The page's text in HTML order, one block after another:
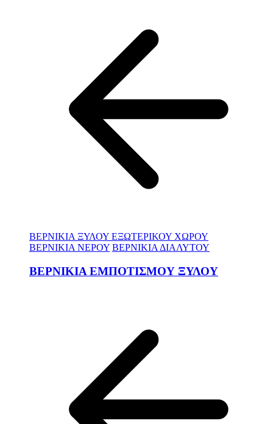
ΒΕΡΝΙΚΙΑ ΞΥΛΟΥ ΕΞΩΤΕΡΙΚΟΥ ΧΩΡΟΥ
ΒΕΡΝΙΚΙΑ ΝΕΡΟΥ ΒΕΡΝΙΚΙΑ ΔΙΑΛΥΤΟΥ
ΒΕΡΝΙΚΙΑ ΕΜΠΟΤΙΣΜΟΥ ΞΥΛΟΥ